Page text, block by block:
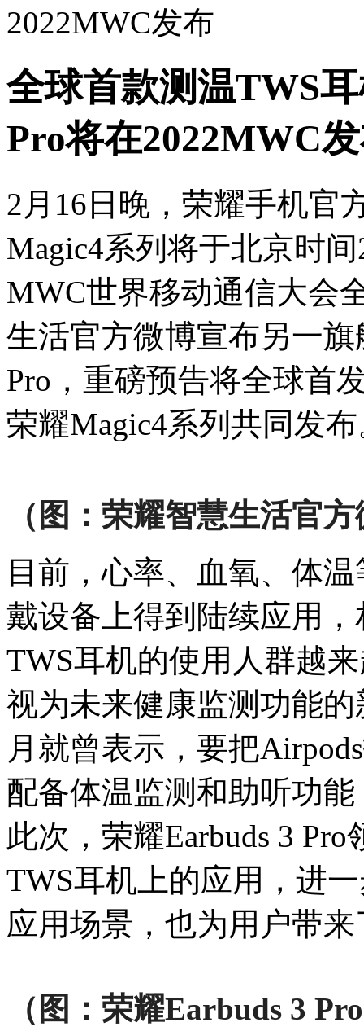
全球首款测温TWS
Pro将在2022MWC
2月16日晚，荣耀手机官
Magic4系列将于北京时
MWC世界移动通信大会
生活官方微博宣布另一旗
Pro，重磅预告将全球首
荣耀Magic4系列共同发
（图： 荣耀智慧生活官方
目前，心率、血氧、体
戴设备上得到陆续应用
TWS耳机的使用人群越
视为未来健康监测功能
月就曾表示，要把
配备体温监测和助听功
此次，荣耀Earbuds 3
TWS耳机上的应用，进
应用场景，也为用户带
（图： 荣耀Earbuds 3 Pro